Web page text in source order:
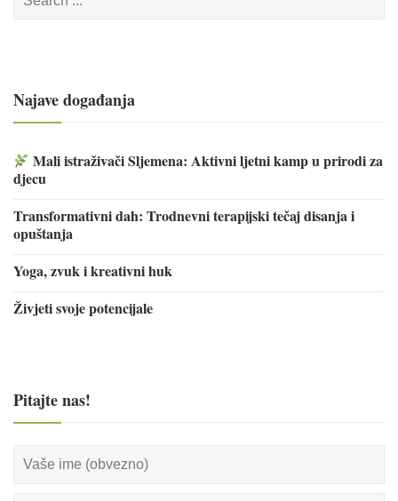
for:
Najave događanja
Mali istraživači Sljemena: Aktivni ljetni kamp u prirodi za
djecu
Transformativni dah: Trodnevni terapijski tečaj disanja i
opuštanja
Yoga, zvuk i kreativni huk
Živjeti svoje potencijale
Pitajte nas!